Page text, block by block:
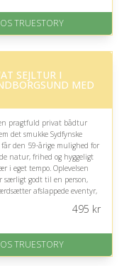
lager
1-2 dages levering.
digitalt gavekort med det
Trustpilot rating
ud af 5
TRUESTORY
SEJLTUR I
MED
pragtfuld privat bådtur
det smukke Sydfynske
den 59-årige mulighed for
natur, frihed og hyggeligt
i eget tempo. Oplevelsen
særligt godt til en person,
afslappede eventyr,
digitalt gavekort med det
495 kr
TRUESTORY